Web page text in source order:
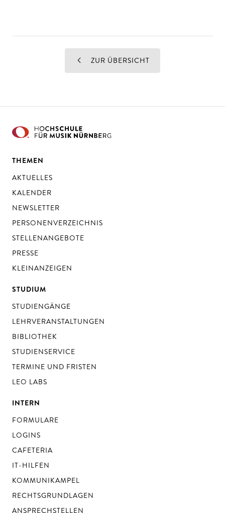
ZUR ÜBERSICHT
THEMEN
AKTUELLES
KALENDER
NEWSLETTER
PERSONENVERZEICHNIS
STELLENANGEBOTE
PRESSE
KLEINANZEIGEN
STUDIUM
STUDIENGÄNGE
LEHRVERANSTALTUNGEN
BIBLIOTHEK
STUDIENSERVICE
TERMINE UND FRISTEN
LEO LABS
INTERN
FORMULARE
LOGINS
CAFETERIA
IT-HILFEN
KOMMUNIKAMPEL
RECHTSGRUNDLAGEN
ANSPRECHSTELLEN